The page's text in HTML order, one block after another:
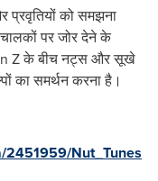
प्रवृतियों को समझना
पर जोर देने के
Z के बीच नट्स और सूखे
का समर्थन करना है।
Nut_Tunes